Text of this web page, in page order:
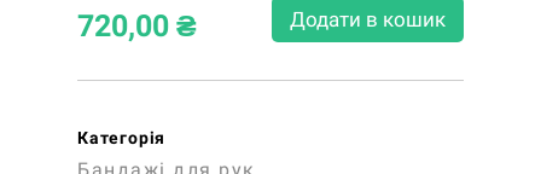
720,00 ₴ Додати в кошик
Категорія
Бандажі для рук